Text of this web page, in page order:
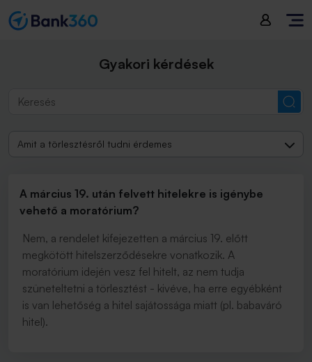
Gyakori kérdések
Amit a törlesztésről tudni érdemes
A március 19. után felvett hitelekre is igénybe
vehető a moratórium?
Nem, a rendelet kifejezetten a március 19. előtt
megkötött hitelszerződésekre vonatkozik. A
moratórium idején vesz fel hitelt, az nem tudja
szüneteltetni a törlesztést - kivéve, ha erre egyébként
is van lehetőség a hitel sajátossága miatt (pl. babaváró
hitel).